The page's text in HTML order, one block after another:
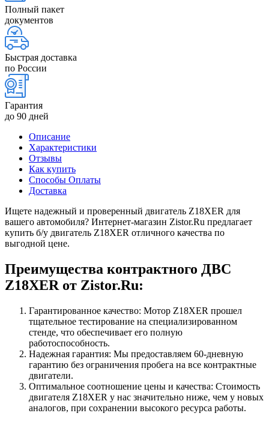
Полный пакет
документов
Быстрая доставка
по России
Гарантия
до 90 дней
Описание
Характеристики
Отзывы
Как купить
Способы Оплаты
Доставка
Ищете надежный и проверенный двигатель Z18XER для
вашего автомобиля? Интернет-магазин Zistor.Ru предлагает
купить б/у двигатель Z18XER отличного качества по
выгодной цене.
Преимущества контрактного ДВС
Z18XER от Zistor.Ru:
Гарантированное качество: Мотор Z18XER прошел
тщательное тестирование на специализированном
стенде, что обеспечивает его полную
работоспособность.
Надежная гарантия: Мы предоставляем 60-дневную
гарантию без ограничения пробега на все контрактные
двигатели.
Оптимальное соотношение цены и качества: Стоимость
двигателя Z18XER у нас значительно ниже, чем у новых
аналогов, при сохранении высокого ресурса работы.